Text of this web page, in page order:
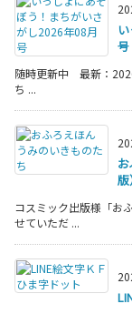
号
随時更新中 最新：
ち ...
版
コスミック出版様「お
せていただ ...